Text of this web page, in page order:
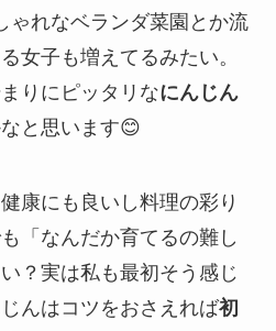
ゃれなベランダ菜園とか流
女子も増えてるみたい。
りにピッタリなにんじん
と思います😊
康にも良いし料理の彩り
「なんだか育てるの難し
？実は私も最初そう感じ
んはコツをおさえれば初